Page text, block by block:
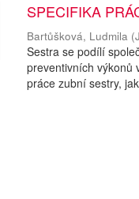
SPECIFIKA
Bartůšková, Ludmila (
Sestra se podílí
preventivních výkonů
práce zubní sestry,